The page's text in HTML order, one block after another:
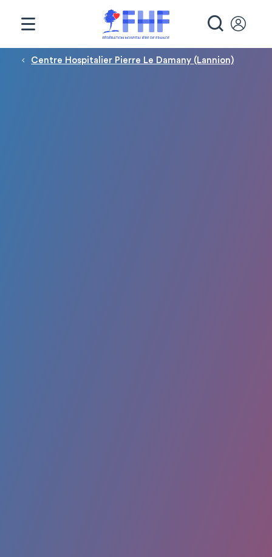
Fil d'Ariane
Centre Hospitalier Pierre Le Damany (Lannion)
Panneau de gestion des cookies